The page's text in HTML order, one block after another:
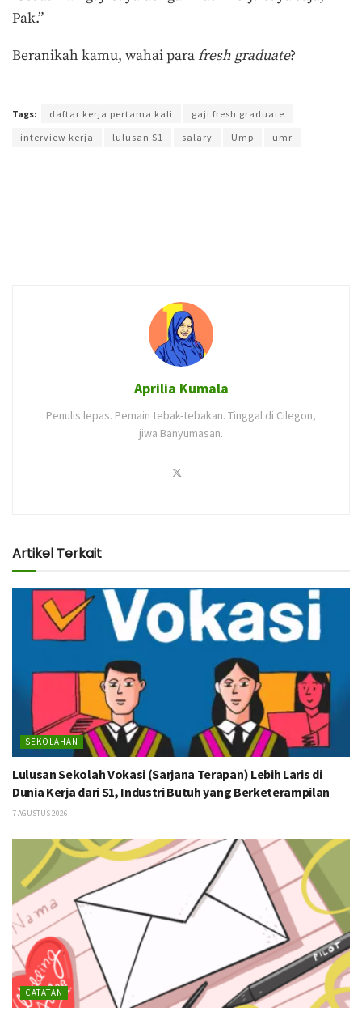
Pak.”
Beranikah kamu, wahai parafresh graduate?
Tags: daftar kerja pertama kali
gaji fresh graduate
interview kerja
lulusan S1 salary Ump umr
Aprilia Kumala
Penulis lepas. Pemain tebak-tebakan. Tinggal di Cilegon,
jiwa Banyumasan.
Artikel Terkait
SEKOLAHAN
Lulusan Sekolah Vokasi (Sarjana Terapan) Lebih Laris di
Dunia Kerja dari S1, Industri Butuh yang Berketerampilan
7 AGUSTUS 2026
CATATAN